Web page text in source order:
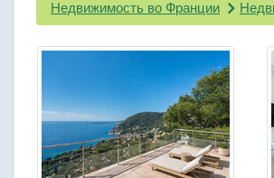
Недвижимость во Франции